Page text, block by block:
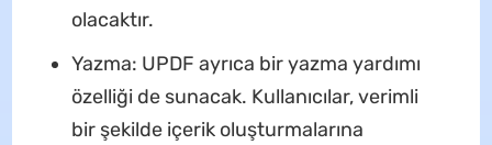
olacaktır.
Yazma: UPDF ayrıca bir yazma yardımı
özelliği de sunacak. Kullanıcılar, verimli
bir şekilde içerik oluşturmalarına